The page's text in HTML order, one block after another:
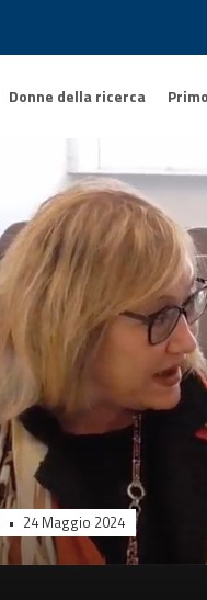
Donne della ricerca
24 Maggio 2024